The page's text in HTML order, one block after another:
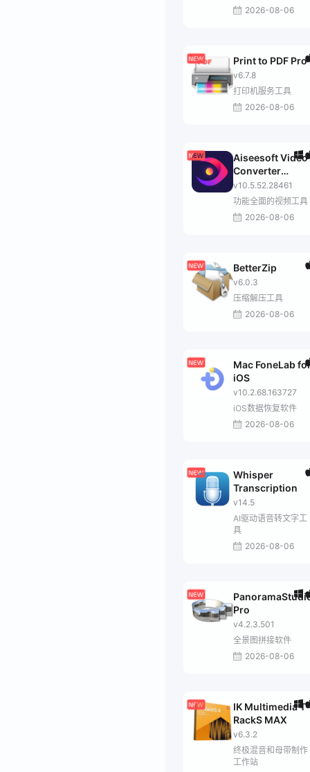
2026-08-06
Print to PDF Pro
v6.7.8
打印机服务工具
2026-08-06
Aiseesoft Video
Converter
Ultimate
v10.5.52.28461
功能全面的视频工具
2026-08-06
BetterZip
v6.0.3
压缩解压工具
2026-08-06
Mac FoneLab
iOS
v10.2.68.163727
iOS数据恢复软件
2026-08-06
Whisper
Transcription
v14.5
AI驱动语音转文字工
具
2026-08-06
Pro
v4.2.3.501
全景图拼接软件
2026-08-06
IK Multimedia T-
RackS MAX
v6.3.2
终极混音和母带制作
工作站